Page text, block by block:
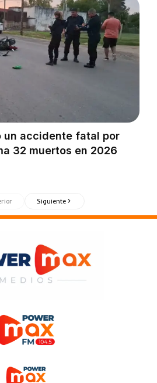
un accidente fatal por
32 muertos en 2026
Siguiente